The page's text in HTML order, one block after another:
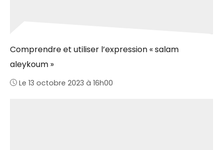
Comprendre et utiliser l’expression « salam
aleykoum »
Le 13 octobre 2023 à 16h00